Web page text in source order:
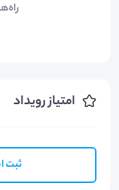
امتیاز رویداد
ثبت